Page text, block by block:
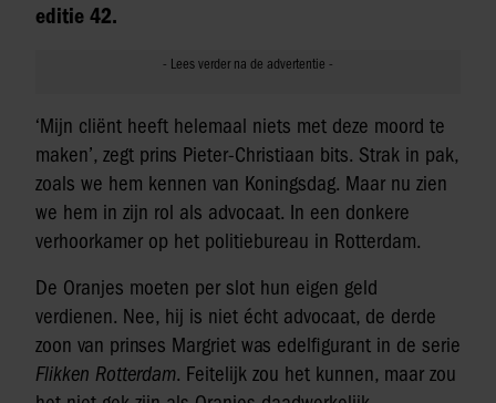
editie 42.
‘Mijn cliënt heeft helemaal niets met deze moord te
maken’, zegt prins Pieter-Christiaan bits. Strak in pak,
zoals we hem kennen van Koningsdag. Maar nu zien
we hem in zijn rol als advocaat. In een donkere
verhoorkamer op het politiebureau in Rotterdam.
De Oranjes moeten per slot hun eigen geld
verdienen. Nee, hij is niet écht advocaat, de derde
zoon van prinses Margriet was edelfigurant in de serie
Flikken Rotterdam. Feitelijk zou het kunnen, maar zou